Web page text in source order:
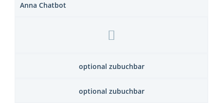
Anna Chatbot
optional zubuchbar
optional zubuchbar